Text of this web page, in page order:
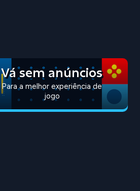
Vá sem anúncios
Para a melhor experiência de
jogo